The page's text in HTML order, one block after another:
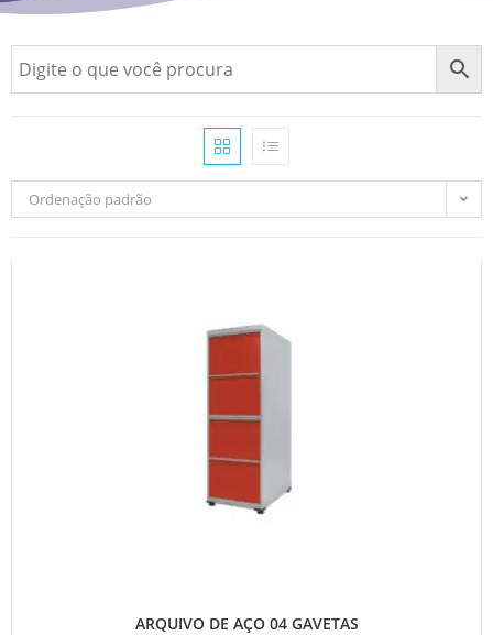
Ordenação padrão
ARQUIVO DE AÇO 04 GAVETAS